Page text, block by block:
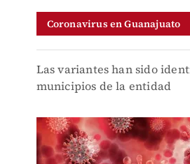
Coronavirus en Guanajuato
Las variantes han sido
municipios de la entidad